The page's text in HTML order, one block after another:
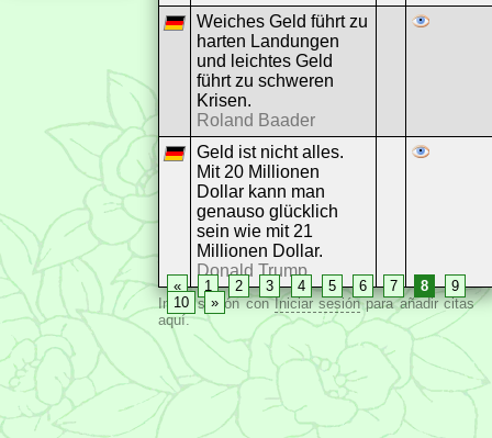
Weiches Geld führt zu
harten Landungen
und leichtes Geld
führt zu schweren
Krisen.
Roland Baader
Geld ist nicht alles.
Mit 20 Millionen
Dollar kann man
genauso glücklich
sein wie mit 21
Millionen Dollar.
Donald Trump
« 1 2 3 4 5 6 7 8
9
10
»
Inicia sesión conIniciar sesiónpara añadir citas
aquí.